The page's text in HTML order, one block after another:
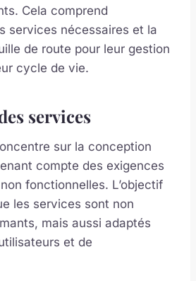
Cela comprend
services nécessaires et la
de route pour leur gestion
cycle de vie.
services
sur la conception
compte des exigences
fonctionnelles. L’objectif
les services sont non
mais aussi adaptés
et de